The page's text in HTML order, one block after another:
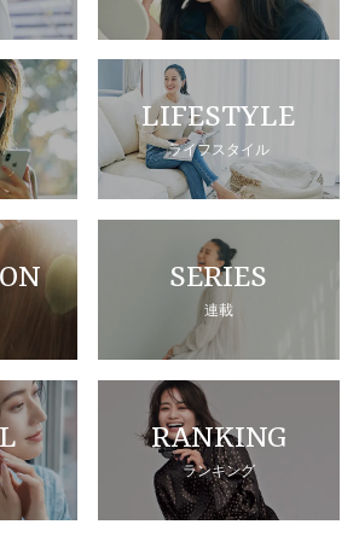
LIFESTYLE
ライフスタイル
SERIES
連載
RANKING
ランキング